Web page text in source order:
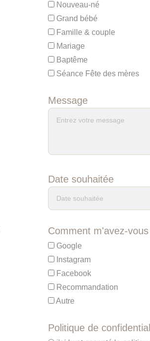
Nouveau-né
Grand bébé
Famille & couple
Mariage
Baptême
Séance Fête des mères
Message
Date souhaitée
Comment m'avez-
Google
Instagram
Facebook
Recommandation
Autre
Politique de